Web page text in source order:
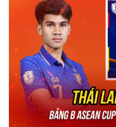
check-in